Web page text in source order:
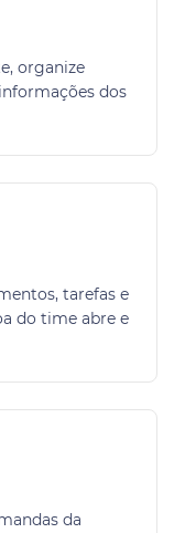
organize
dos
tarefas e
do time abre e
da